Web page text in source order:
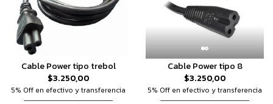
Cable Power tipo trebol
$3.250,00
5% Off en efectivo y transferencia
Cable Power tipo 8
$3.250,00
5% Off en efectivo y transferencia